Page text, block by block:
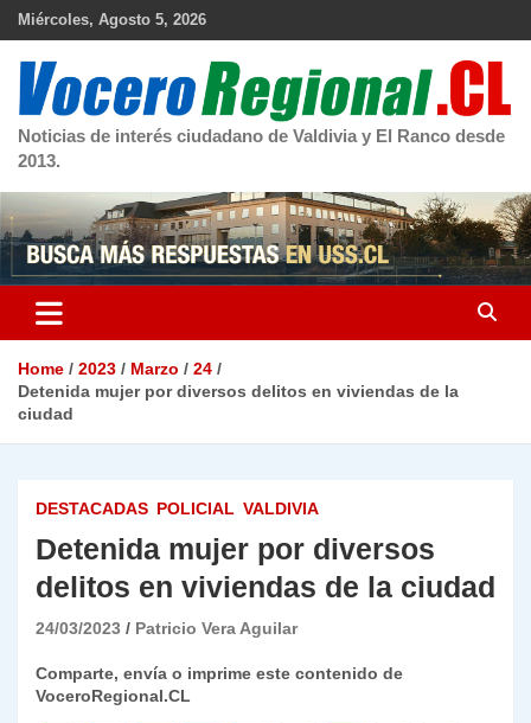
Skip
Miércoles, Agosto 5, 2026
Noticias de interés ciudadano de Valdivia y El Ranco desde
2013.
Home 2023 Marzo
24
Detenida mujer por diversos delitos en viviendas de la
ciudad
DESTACADAS POLICIAL VALDIVIA
Detenida mujer por diversos
delitos en viviendas de la ciudad
24/03/2023 Patricio Vera Aguilar
Comparte, envía o imprime este contenido de
VoceroRegional.CL